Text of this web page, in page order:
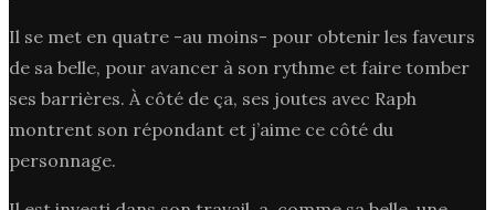
Il se met en quatre -au moins- pour obtenir les faveurs
de sa belle, pour avancer à son rythme et faire tomber
ses barrières. À côté de ça, ses joutes avec Raph
montrent son répondant et j’aime ce côté du
personnage.